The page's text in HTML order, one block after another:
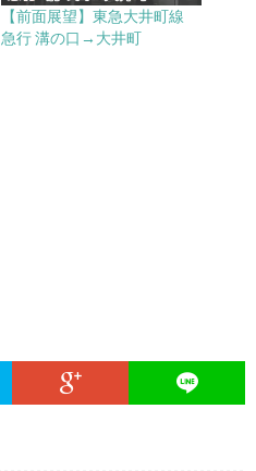
【前面展望】東急大井町線
急行 溝の口→大井町